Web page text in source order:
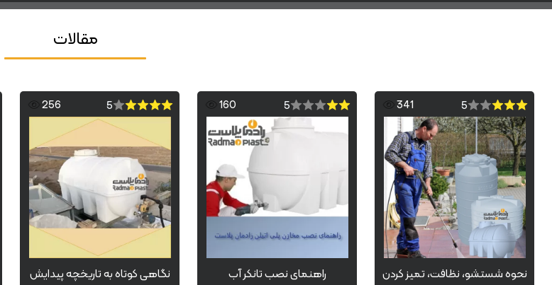
مقالات
5
341
نحوه شستشو، نظافت، تمیز کردن
5
160
راهنمای نصب تانکر آب
5
256
نگاهی کوتاه به تاریخچه پیدایش